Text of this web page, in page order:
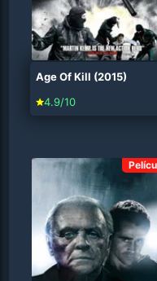
Age Of Kill (2015)
4.9/10